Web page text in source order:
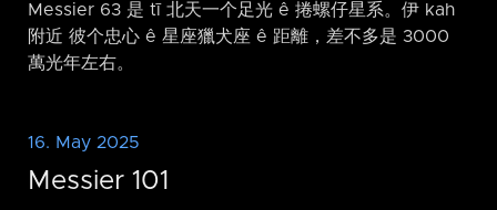
Messier 63 是 tī 北天一个足光 ê 捲螺仔星系。伊 kah
附近 彼个忠心 ê 星座獵犬座 ê 距離，差不多是 3000
萬光年左右。
16. May 2025
Messier 101